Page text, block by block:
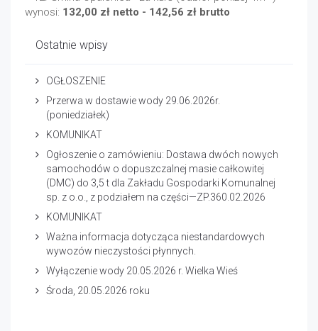
wynosi: 132,00 zł netto - 142,56 zł brutto
Ostatnie wpisy
OGŁOSZENIE
Przerwa w dostawie wody 29.06.2026r.
(poniedziałek)
KOMUNIKAT
Ogłoszenie o zamówieniu: Dostawa dwóch nowych
samochodów o dopuszczalnej masie całkowitej
(DMC) do 3,5 t dla Zakładu Gospodarki Komunalnej
sp. z o.o., z podziałem na części—ZP.360.02.2026
KOMUNIKAT
Ważna informacja dotycząca niestandardowych
wywozów nieczystości płynnych.
Wyłączenie wody 20.05.2026 r. Wielka Wieś
Środa, 20.05.2026 roku